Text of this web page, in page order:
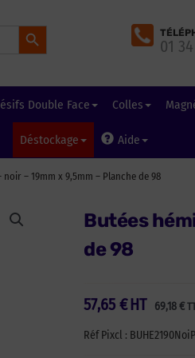
Search Button
01
Double Face Colles
Déstockage Aide
– 19mm x 9,5mm – Planche de 98
Butées
de 98
57,65 € 69,18€
HT
Réf Pixcl :